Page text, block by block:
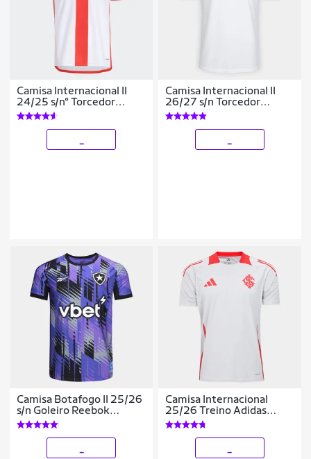
Camisa Internacional II
24/25 s/n° Torcedor
Adidas Masculina
Camisa Internacional II
26/27 s/n Torcedor
Adidas Masculina
Camisa Botafogo II 25/26
s/n Goleiro Reebok
Masculina
Camisa Internacional
25/26 Treino Adidas
Masculina